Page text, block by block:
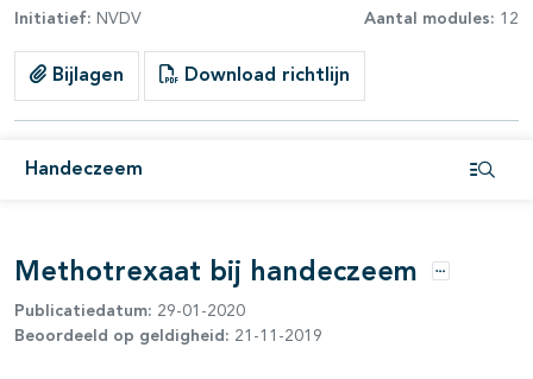
Initiatief: NVDV Aantal modules: 12
Bijlagen Download richtlijn
Handeczeem
open- en dichtklappen
Methotrexaat bij handeczeem Opties
Publicatiedatum: 29-01-2020
Beoordeeld op geldigheid: 21-11-2019